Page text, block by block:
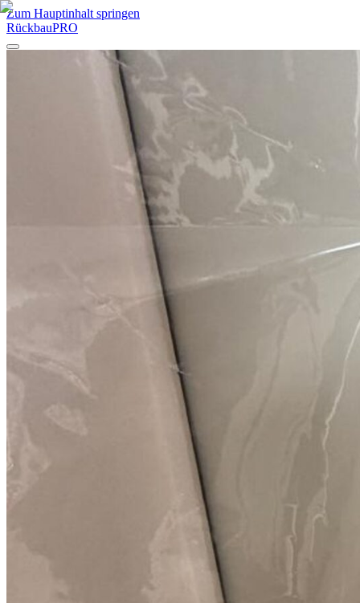
Zum Hauptinhalt springen
RückbauPRO